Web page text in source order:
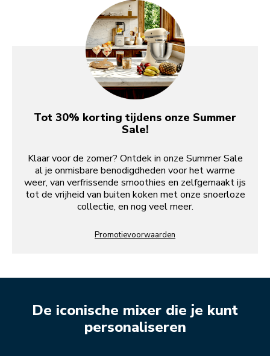
Tot 30% korting tijdens onze Summer
Sale!
Klaar voor de zomer? Ontdek in onze Summer Sale
al je onmisbare benodigdheden voor het warme
weer, van verfrissende smoothies en zelfgemaakt ijs
tot de vrijheid van buiten koken met onze snoerloze
collectie, en nog veel meer.
Promotievoorwaarden
De iconische mixer die je kunt
personaliseren